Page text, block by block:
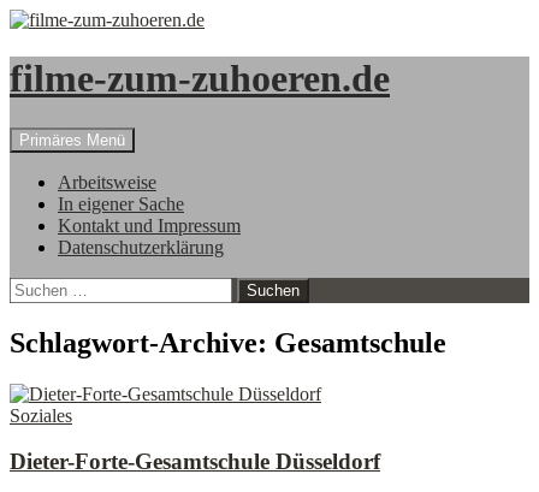
filme-zum-zuhoeren.de
Suchen
Primäres Menü
Inhalt
springen
Arbeitsweise
In eigener Sache
Kontakt und Impressum
Datenschutzerklärung
Suchen
nach:
Schlagwort-Archive: Gesamtschule
Soziales
Dieter-Forte-Gesamtschule Düsseldorf